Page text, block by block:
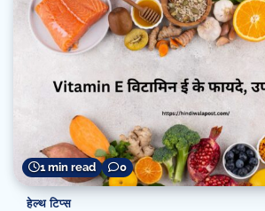
1 min read 0
हेल्थ टिप्स